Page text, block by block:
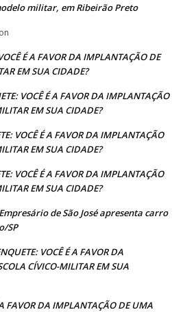
militar, em Ribeirão Preto
on
É A FAVOR DA IMPLANTAÇÃO DE
EM SUA CIDADE?
VOCÊ É A FAVOR DA IMPLANTAÇÃO
EM SUA CIDADE?
VOCÊ É A FAVOR DA IMPLANTAÇÃO
EM SUA CIDADE?
VOCÊ É A FAVOR DA IMPLANTAÇÃO
EM SUA CIDADE?
Empresário de São José apresenta carro
SP
VOCÊ É A FAVOR DA
CÍVICO-MILITAR EM SUA
FAVOR DA IMPLANTAÇÃO DE UMA